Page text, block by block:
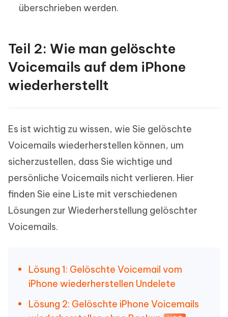
überschrieben werden.
Teil 2: Wie man gelöschte
Voicemails auf dem iPhone
wiederherstellt
Es ist wichtig zu wissen, wie Sie gelöschte
Voicemails wiederherstellen können, um
sicherzustellen, dass Sie wichtige und
persönliche Voicemails nicht verlieren. Hier
finden Sie eine Liste mit verschiedenen
Lösungen zur Wiederherstellung gelöschter
Voicemails.
Lösung 1: Gelöschte Voicemail vom
iPhone wiederherstellen Undelete
Lösung 2: Gelöschte iPhone Voicemails